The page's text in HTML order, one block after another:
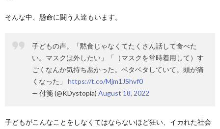
そんな中、懸命に闘う人達もいます。
子どもの声。「黙食じゃなくてたくさん話して食べた
い。マスクは外したい」「（マスクを常時着用して）す
ごくなんか気持ち悪かった。ベタベタしていて。頭が痛
くなった」 https://t.co/Mjm1JShvf0
— 付箋 (@KDystopia) August 18, 2022
子どもがこんなことをしなくてはならないほど狂い、イカれた社会